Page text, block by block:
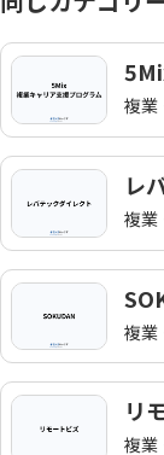
複業
レ
複業
複業
リ
複業